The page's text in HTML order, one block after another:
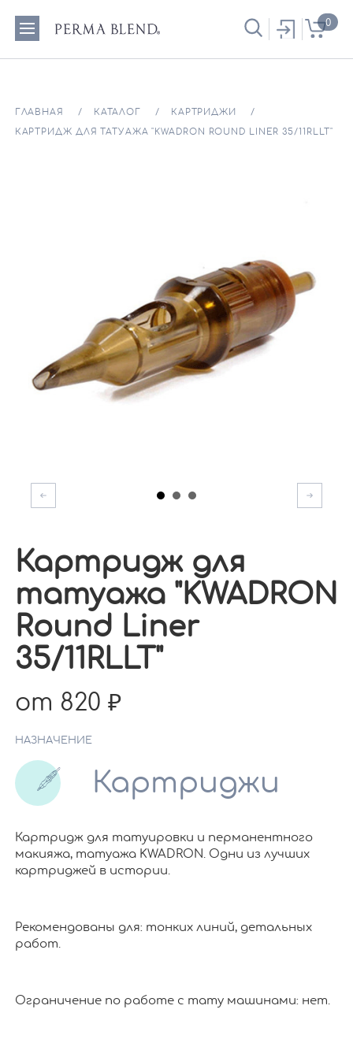
0
ГЛАВНАЯ КАТАЛОГ КАРТРИДЖИ
КАРТРИДЖ ДЛЯ ТАТУАЖА "KWADRON ROUND LINER 35/11RLLT"
Картридж для
татуажа "KWADRON
Round Liner
35/11RLLT"
от 820
НАЗНАЧЕНИЕ
Картриджи
Картридж для татуировки и перманентного
макияжа, татуажа KWADRON. Одни из лучших
картриджей в истории.
Рекомендованы для: тонких линий, детальных
работ.
Ограничение по работе c тату машинами: нет.